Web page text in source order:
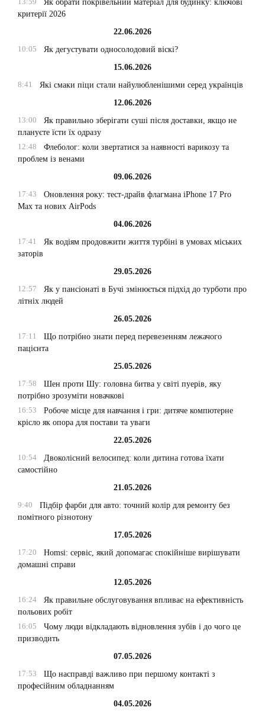
Як обрати покрівельний матеріал для будинку: ключові
критерії 2026
22.06.2026
10:05
Як дегустувати односолодовий віскі?
15.06.2026
8:41
Які смаки піци стали найулюбленішими серед українців
12.06.2026
13:00
Як правильно зберігати суші після доставки, якщо не
плануєте їсти їх одразу
12:48
Флеболог: коли звертатися за наявності варикозу та
проблем із венами
09.06.2026
17:43
Оновлення року: тест-драйв флагмана iPhone 17 Pro
Max та нових AirPods
04.06.2026
17:41
Як водіям продовжити життя турбіні в умовах міських
заторів
29.05.2026
12:57
Як у пансіонаті в Бучі змінюється підхід до турботи про
літніх людей
26.05.2026
17:11
Що потрібно знати перед перевезенням лежачого
пацієнта
25.05.2026
17:58
Шен проти Шу: головна битва у світі пуерів, яку
потрібно зрозуміти новачкові
16:53
Робоче місце для навчання і гри: дитяче компютерне
крісло як опора для постави та уваги
22.05.2026
10:54
Двоколісний велосипед: коли дитина готова їхати
самостійно
21.05.2026
9:40
Підбір фарби для авто: точний колір для ремонту без
помітного різнотону
17.05.2026
17:20
Homsi: сервіс, який допомагає спокійніше вирішувати
домашні справи
12.05.2026
16:24
Як правильне обслуговування впливає на ефективність
польових робіт
16:05
Чому люди відкладають відновлення зубів і до чого це
призводить
07.05.2026
17:53
Що насправді важливо при першому контакті з
професійним обладнанням
04.05.2026